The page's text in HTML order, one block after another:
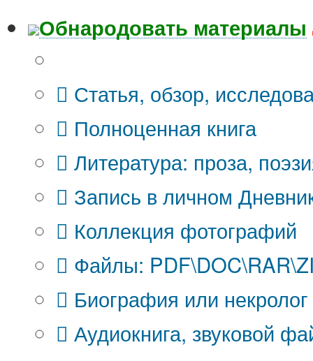
Обнародовать материалы
Статья, обзор,
Полноценная книга
Литература: проза,
Запись в личном
Коллекция фотографий
Файлы:
Биография или некролог
Аудиокнига, звуковой